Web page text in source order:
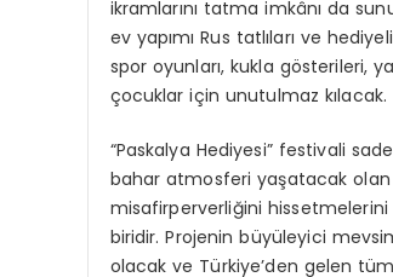
ikramlarını tatma imkânı da
ev yapımı Rus tatlıları ve
spor oyunları, kukla gösterileri,
çocuklar için unutulmaz kılacak.
“Paskalya Hediyesi” festivali
bahar atmosferi yaşatacak olan
misafirperverliğini hissetmelerini
biridir. Projenin büyüleyici
olacak ve Türkiye’den gelen